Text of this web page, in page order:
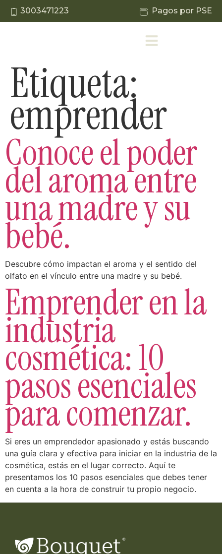
3003471223 Pagos por PSE
Etiqueta:
emprender
Conoce el poder
del aroma entre
una madre y su
bebé.
Descubre cómo impactan el aroma y el sentido del
olfato en el vínculo entre una madre y su bebé.
Emprender en la
industria
cosmética: 10
pasos esenciales
para comenzar.
Si eres un emprendedor apasionado y estás buscando
una guía clara y efectiva para iniciar en la industria de la
cosmética, estás en el lugar correcto. Aquí te
presentamos los 10 pasos esenciales que debes tener
en cuenta a la hora de construir tu propio negocio.